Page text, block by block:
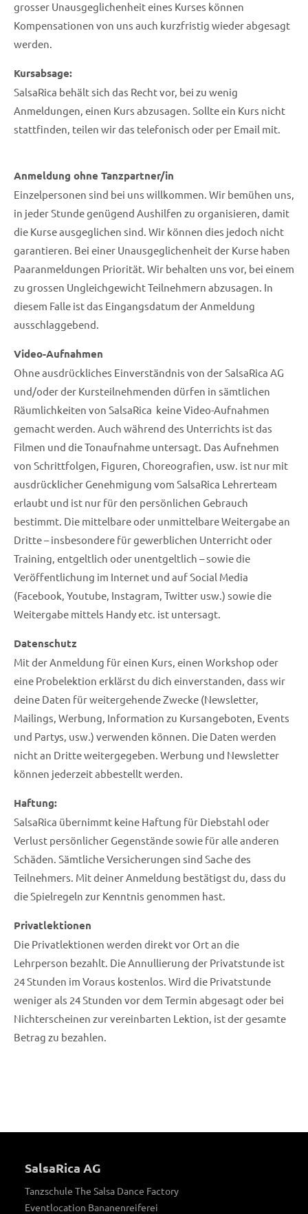
grosser Unausgeglichenheit eines Kurses können
Kompensationen von uns auch kurzfristig wieder abgesagt
werden.
Kursabsage:
SalsaRica behält sich das Recht vor, bei zu wenig
Anmeldungen, einen Kurs abzusagen. Sollte ein Kurs nicht
stattfinden, teilen wir das telefonisch oder per Email mit.
Anmeldung ohne Tanzpartner/in
Einzelpersonen sind bei uns willkommen. Wir bemühen uns,
in jeder Stunde genügend Aushilfen zu organisieren, damit
die Kurse ausgeglichen sind. Wir können dies jedoch nicht
garantieren. Bei einer Unausgeglichenheit der Kurse haben
Paaranmeldungen Priorität. Wir behalten uns vor, bei einem
zu grossen Ungleichgewicht Teilnehmern abzusagen. In
diesem Falle ist das Eingangsdatum der Anmeldung
ausschlaggebend.
Video-Aufnahmen
Ohne ausdrückliches Einverständnis von der SalsaRica AG
und/oder der Kursteilnehmenden dürfen in sämtlichen
Räumlichkeiten von SalsaRica keine Video-Aufnahmen
gemacht werden. Auch während des Unterrichts ist das
Filmen und die Tonaufnahme untersagt. Das Aufnehmen
von Schrittfolgen, Figuren, Choreografien, usw. ist nur mit
ausdrücklicher Genehmigung vom SalsaRica Lehrerteam
erlaubt und ist nur für den persönlichen Gebrauch
bestimmt. Die mittelbare oder unmittelbare Weitergabe an
Dritte – insbesondere für gewerblichen Unterricht oder
Training, entgeltlich oder unentgeltlich – sowie die
Veröffentlichung im Internet und auf Social Media
(Facebook, Youtube, Instagram, Twitter usw.) sowie die
Weitergabe mittels Handy etc. ist untersagt.
Datenschutz
Mit der Anmeldung für einen Kurs, einen Workshop oder
eine Probelektion erklärst du dich einverstanden, dass wir
deine Daten für weitergehende Zwecke (Newsletter,
Mailings, Werbung, Information zu Kursangeboten, Events
und Partys, usw.) verwenden können. Die Daten werden
nicht an Dritte weitergegeben. Werbung und Newsletter
können jederzeit abbestellt werden.
Haftung:
SalsaRica übernimmt keine Haftung für Diebstahl oder
Verlust persönlicher Gegenstände sowie für alle anderen
Schäden. Sämtliche Versicherungen sind Sache des
Teilnehmers. Mit deiner Anmeldung bestätigst du, dass du
die Spielregeln zur Kenntnis genommen hast.
Privatlektionen
Die Privatlektionen werden direkt vor Ort an die
Lehrperson bezahlt. Die Annullierung der Privatstunde ist
24 Stunden im Voraus kostenlos. Wird die Privatstunde
weniger als 24 Stunden vor dem Termin abgesagt oder bei
Nichterscheinen zur vereinbarten Lektion, ist der gesamte
Betrag zu bezahlen.
SalsaRica AG
Tanzschule The Salsa Dance Factory
Eventlocation Bananenreiferei